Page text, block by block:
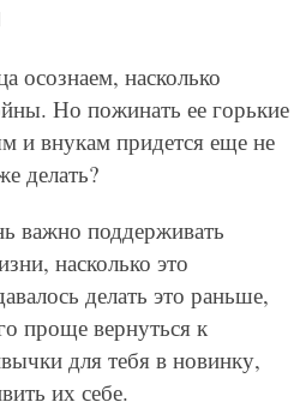
осознаем, насколько
Но пожинать ее горькие
и внукам придется еще не
делать?
важно поддерживать
насколько это
делать это раньше,
проще вернуться к
для тебя в новинку,
их себе.